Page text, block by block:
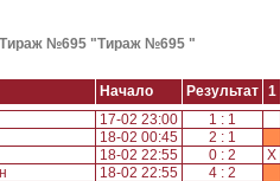
Тираж №695 "Тираж №695 "
Начало Результат 1
17-02 23:00 1 : 1
18-02 00:45 2 : 1
18-02 22:55 0 : 2
X
18-02 22:55 4 : 2